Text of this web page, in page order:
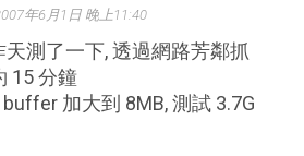
年6月1日 晚上11:40
天測了一下, 透過網路芳鄰抓
15 分鐘
加大到 8MB, 測試 3.7G